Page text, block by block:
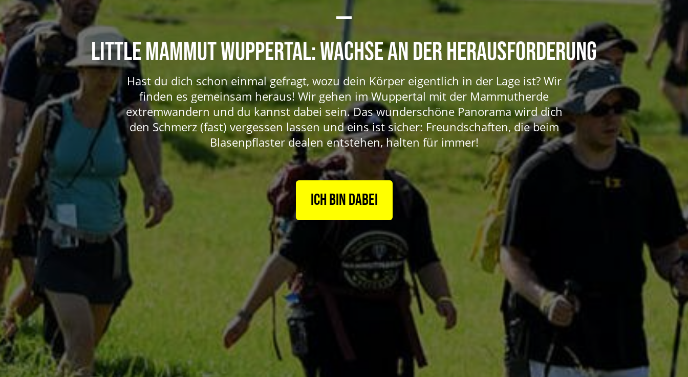
LITTLE MAMMUT WUPPERTAL: WACHSE AN DER HERAUSFORDERUNG
Hast du dich schon einmal gefragt, wozu dein Körper eigentlich in der Lage ist? Wir
finden es gemeinsam heraus! Wir gehen im Wuppertal mit der Mammutherde
extremwandern und du kannst dabei sein. Das wunderschöne Panorama wird dich
den Schmerz (fast) vergessen lassen und eins ist sicher: Freundschaften, die beim
Blasenpflaster dealen entstehen, halten für immer!
Ich bin dabei